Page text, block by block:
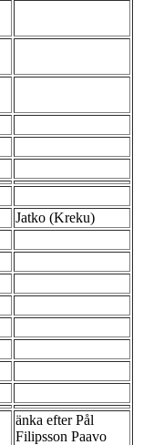
Jatko (Kreku)
änka efter Pål
Filipsson Paavo